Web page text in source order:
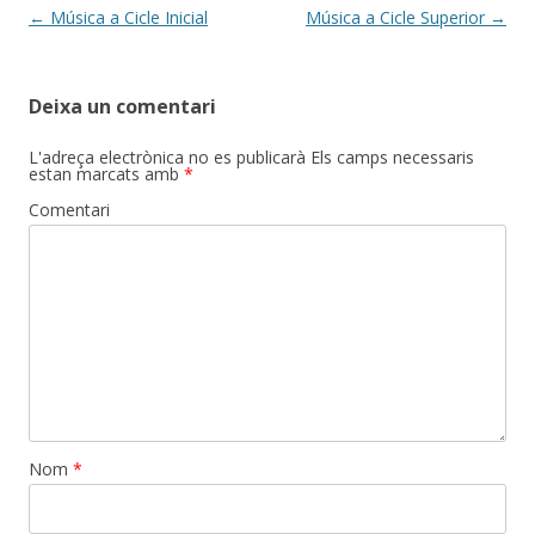
Post
← Música a Cicle Inicial Música a Cicle Superior →
Deixa un comentari
L'adreça electrònica no es publicarà Els camps necessaris
estan marcats amb *
Comentari
Nom *